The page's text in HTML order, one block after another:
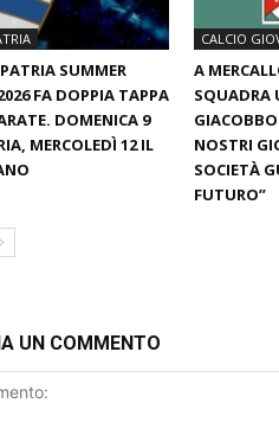
SUMMER
FA DOPPIA TAPPA
DOMENICA 9
MERCOLEDÌ 12 IL
CALCIO
A
SQUADRA
NOSTRI
SOCIETÀ
FUTURO”
UN COMMENTO